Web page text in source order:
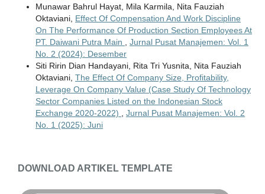
Munawar Bahrul Hayat, Mila Karmila, Nita Fauziah
Oktaviani, Effect Of Compensation And Work Discipline
On The Performance Of Production Section Employees At
PT. Daiwani Putra Main
Jurnal Pusat Manajemen: Vol. 1
No. 2 (2024): Desember
Siti Ririn Dian Handayani, Rita Tri Yusnita, Nita Fauziah
Oktaviani, The Effect Of Company Size, Profitability,
Leverage On Company Value (Case Study Of Technology
Sector Companies Listed on the Indonesian Stock
Exchange 2020-2022)
Jurnal Pusat Manajemen: Vol. 2
No. 1 (2025): Juni
DOWNLOAD ARTIKEL TEMPLATE